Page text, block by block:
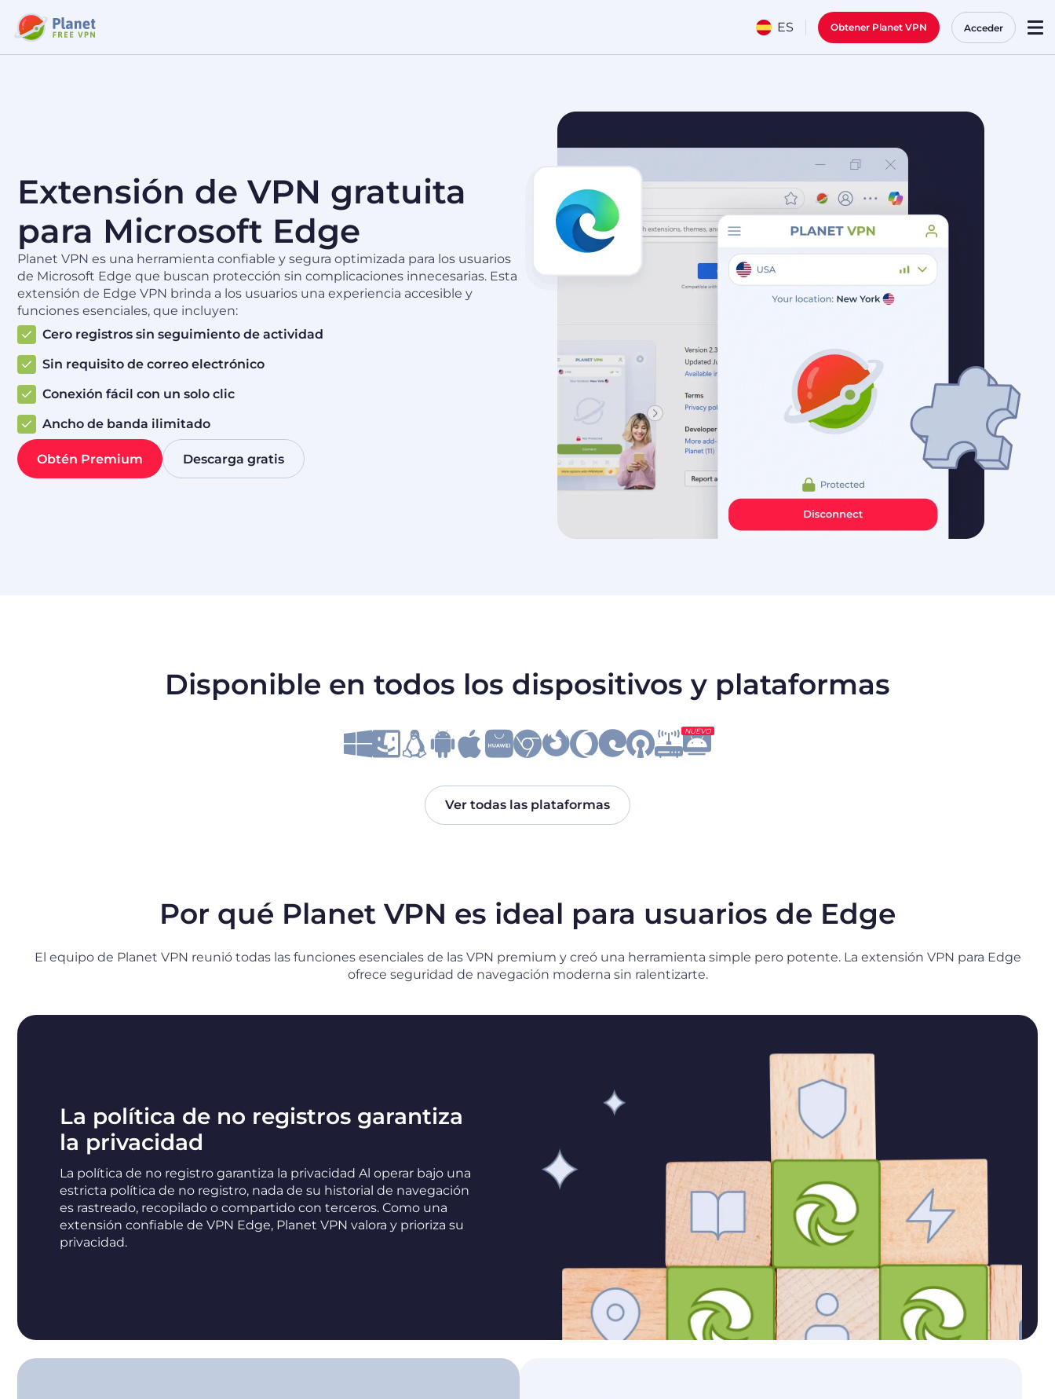
ES Obtener Planet VPN Acceder
Extensión de VPN gratuita
para Microsoft Edge
Planet VPN es una herramienta confiable y segura optimizada para los usuarios
de Microsoft Edge que buscan protección sin complicaciones innecesarias. Esta
extensión de Edge VPN brinda a los usuarios una experiencia accesible y
funciones esenciales, que incluyen:
Cero registros sin seguimiento de actividad
Sin requisito de correo electrónico
Conexión fácil con un solo clic
Ancho de banda ilimitado
Obtén Premium Descarga gratis
Disponible en todos los dispositivos y plataformas
NUEVO
Ver todas las plataformas
Por qué Planet VPN es ideal para usuarios de Edge
El equipo de Planet VPN reunió todas las funciones esenciales de las VPN premium y creó una herramienta simple pero potente. La extensión VPN para Edge
ofrece seguridad de navegación moderna sin ralentizarte.
La política de no registros garantiza
la privacidad
La política de no registro garantiza la privacidad Al operar bajo una
estricta política de no registro, nada de su historial de navegación
es rastreado, recopilado o compartido con terceros. Como una
extensión confiable de VPN Edge, Planet VPN valora y prioriza su
privacidad.